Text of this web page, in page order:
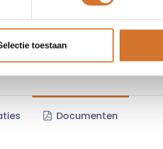
toestaan
Algemene voorwaarden :
Documenten